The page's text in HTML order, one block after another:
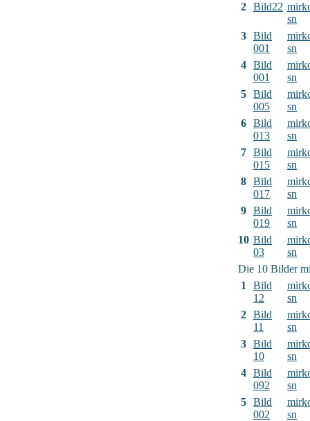
2 Bild22
sn
3 Bild
001
sn
4 Bild
001
sn
5 Bild
005
sn
6 Bild
013
sn
7 Bild
015
sn
8 Bild
017
sn
9 Bild
019
sn
10 Bild
03
sn
Die 10 Bilder
1
Bild
12
sn
2 Bild
11
sn
3 Bild
10
sn
4 Bild
092
sn
5 Bild
002
sn